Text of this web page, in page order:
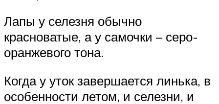
Лапы у селезня обычно
красноватые, а у самочки – серо-
оранжевого тона.
Когда у уток завершается линька, в
особенности летом, и селезни, и